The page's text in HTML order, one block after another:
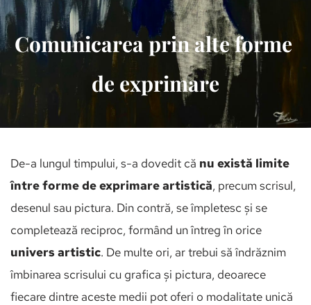
Comunicarea prin alte forme
de exprimare
De-a lungul timpului, s-a dovedit că nu există limite
între forme de exprimare artistică, precum scrisul,
desenul sau pictura. Din contră, se împletesc și se
univers artistic. De multe ori, ar trebui să îndrăznim
îmbinarea scrisului cu grafica și pictura, deoarece
fiecare dintre aceste medii pot oferi o modalitate unică